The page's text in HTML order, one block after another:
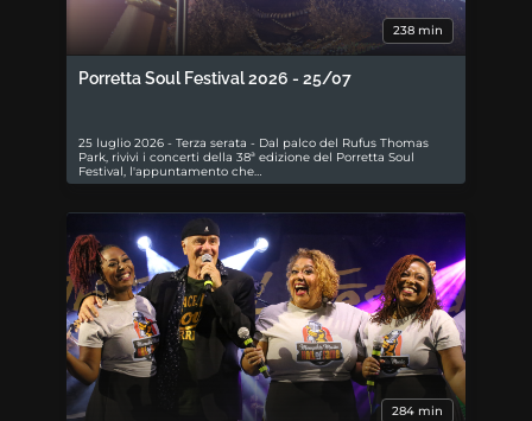
238 min
Porretta Soul Festival 2026 - 25/07
25 luglio 2026 - Terza serata - Dal palco del Rufus Thomas
Park, rivivi i concerti della 38ª edizione del Porretta Soul
Festival, l'appuntamento che…
284 min